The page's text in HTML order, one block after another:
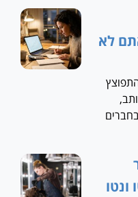
לא